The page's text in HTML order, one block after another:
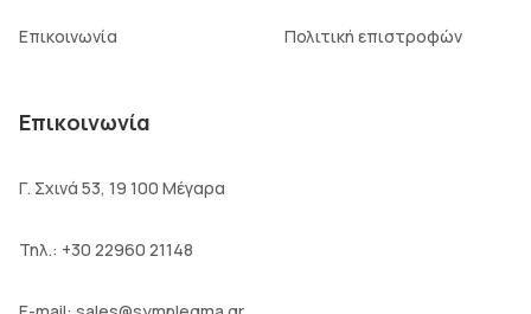
Επικοινωνία Πολιτική επιστροφών
Επικοινωνία
Γ. Σχινά 53, 19 100 Μέγαρα
Τηλ.: +30 22960 21148